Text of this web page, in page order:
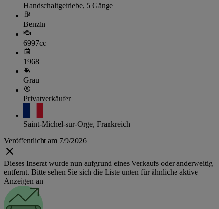
Handschaltgetriebe, 5 Gänge
Benzin
6997cc
1968
Grau
Privatverkäufer
Saint-Michel-sur-Orge, Frankreich
Veröffentlicht am 7/9/2026
Dieses Inserat wurde nun aufgrund eines Verkaufs oder anderweitig
entfernt. Bitte sehen Sie sich die Liste unten für ähnliche aktive
Anzeigen an.